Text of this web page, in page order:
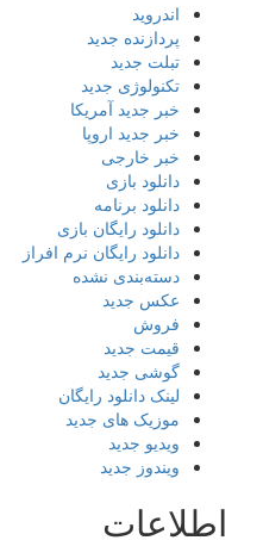
اندروید
پردازنده جدید
تبلت جدید
تکنولوژی جدید
خبر جدید آمریکا
خبر جدید اروپا
خبر خارجی
دانلود بازی
دانلود برنامه
دانلود رایگان بازی
دانلود رایگان نرم افراز
دسته‌بندی نشده
عکس جدید
فروش
قیمت جدید
گوشی جدید
لینک دانلود رایگان
موزیک های جدید
ویدیو جدید
ویندوز جدید
اطلاعات